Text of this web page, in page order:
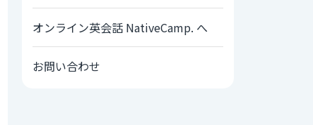
オンライン英会話 NativeCamp. へ
お問い合わせ